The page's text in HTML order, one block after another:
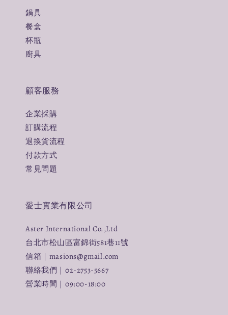
鍋具
餐盒
杯瓶
廚具
顧客服務
企業採購
訂購流程
退換貨流程
付款方式
常見問題
愛士實業有限公司
Aster International Co.,Ltd
台北市松山區富錦街581巷11號
信箱｜masions@gmail.com
聯絡我們｜02-2753-5667
營業時間｜09:00-18:00